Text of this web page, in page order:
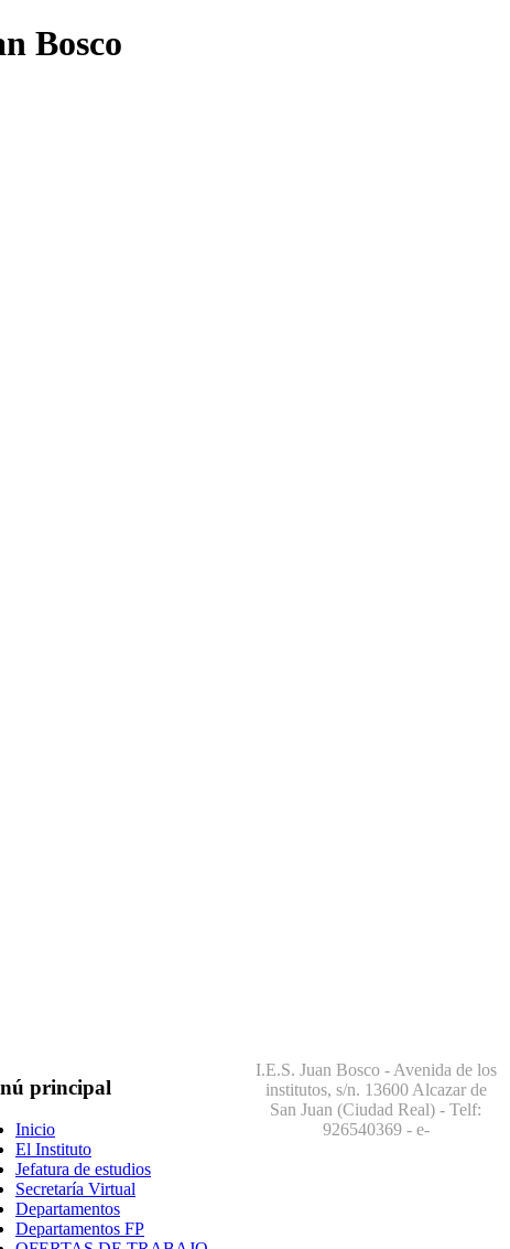
Bosco
principal
Inicio
El Instituto
Jefatura de estudios
Secretaría Virtual
Departamentos
Departamentos FP
I.E.S. Juan Bosco - Avenida de los
institutos, s/n. 13600 Alcazar de
San Juan (Ciudad Real) - Telf:
926540369- e-